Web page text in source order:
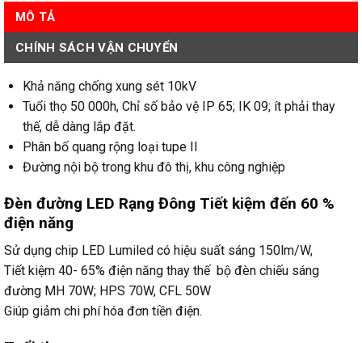
MÔ TẢ
CHÍNH SÁCH VẬN CHUYỂN
Khả năng chống xung sét 10kV
Tuổi thọ 50 000h, Chỉ số bảo vệ IP 65; IK 09; ít phải thay
thế, dễ dàng lắp đặt.
Phân bố quang rộng loại tupe II
Đường nội bộ trong khu đô thị, khu công nghiệp
Đèn đường LED Rạng Đông Tiết kiệm đến 60 %
điện năng
Sử dụng chip LED Lumiled có hiệu suất sáng 150lm/W,
Tiết kiệm 40- 65% điện năng thay thế bộ đèn chiếu sáng
đường MH 70W; HPS 70W, CFL 50W
Giúp giảm chi phí hóa đơn tiền điện.